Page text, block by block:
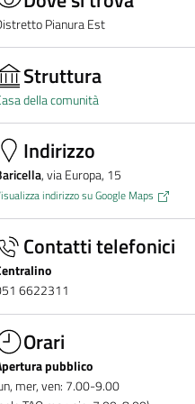
Pianura Est
Struttura
della comunità
Indirizzo
, via Europa, 15
indirizzo su Google Maps
Contatti telefonici
6622311
Orari
pubblico
mer, ven: 7.00-9.00